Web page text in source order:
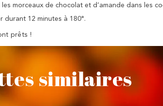
morceaux de chocolat et d’amande dans les
durant 12 minutes à 180°.
prêts !
similaires